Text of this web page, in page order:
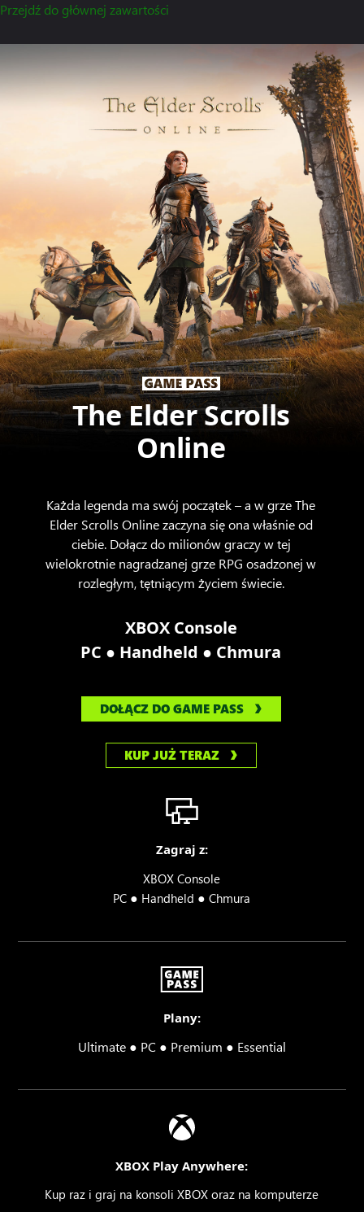
Przejdź do głównej zawartości
The Elder Scrolls
Online
Każda legenda ma swój początek – a w grze The
Elder Scrolls Online zaczyna się ona właśnie od
ciebie. Dołącz do milionów graczy w tej
wielokrotnie nagradzanej grze RPG osadzonej w
rozległym, tętniącym życiem świecie.
XBOX Console
PC ● Handheld ● Chmura
DOŁĄCZ DO GAME PASS
KUP JUŻ TERAZ
Zagraj z:
XBOX Console
PC ● Handheld ●Chmura
Plany:
Ultimate ● PC ● Premium ● Essential
XBOX Play Anywhere:
Kup raz i graj na konsoli XBOX oraz na komputerze